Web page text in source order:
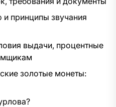
и принципы звучания
выдачи, процентные
золотые монеты: